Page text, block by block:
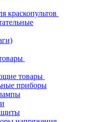
краскопультов
товары
приборы